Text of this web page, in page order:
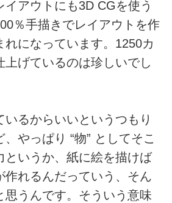
アウトにも3D CGを使う
％手描きでレイアウトを作
れになっています。1250カ
上げているのは珍しいでし
るからいいというつもり
やっぱり “物” としてそこ
というか、紙に絵を描けば
作れるんだっていう、そん
思うんです。そういう意味